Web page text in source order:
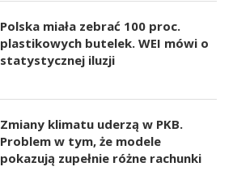
Polska miała zebrać 100 proc.
plastikowych butelek. WEI mówi o
statystycznej iluzji
Zmiany klimatu uderzą w PKB.
Problem w tym, że modele
pokazują zupełnie różne rachunki